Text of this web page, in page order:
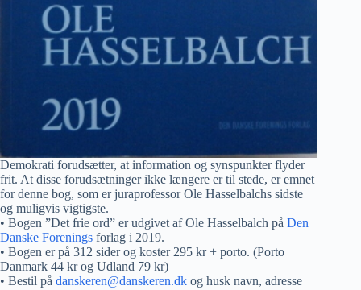
Demokrati forudsætter, at information og synspunkter flyder
frit. At disse forudsætninger ikke længere er til stede, er emnet
for denne bog, som er juraprofessor Ole Hasselbalchs sidste
og muligvis vigtigste.
• Bogen ”Det frie ord” er udgivet af Ole Hasselbalch på Den
Danske Forenings forlag i 2019.
• Bogen er på 312 sider og koster 295 kr + porto. (Porto
Danmark 44 kr og Udland 79 kr)
• Bestil på danskeren@danskeren.dk og husk navn, adresse